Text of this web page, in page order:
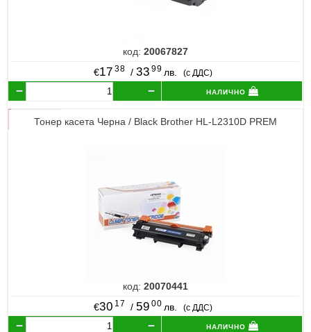
код: 20067827
€17 38 / 33 99 лв. (с ДДС)
налично
Тонер касета Черна / Black Brother HL-L2310D PREM
код: 20070441
€30 17 / 59 00 лв. (с ДДС)
налично